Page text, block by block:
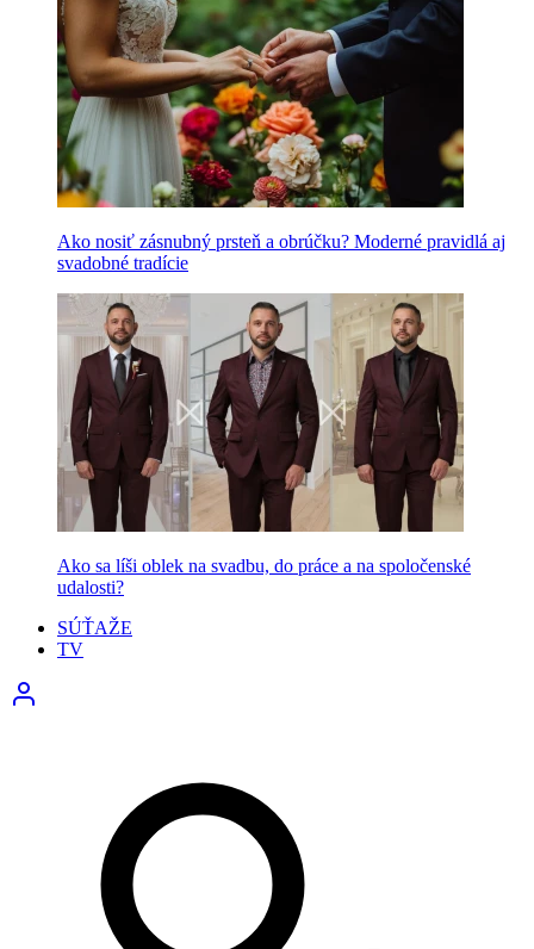
Ako nosiť zásnubný prsteň a obrúčku? Moderné pravidlá aj
svadobné tradície
Ako sa líši oblek na svadbu, do práce a na spoločenské
udalosti?
SÚŤAŽE
TV